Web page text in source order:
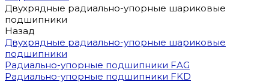
Двухрядные радиально-упорные шариковые
подшипники
Назад
Двухрядные радиально-упорные шариковые
подшипники
Радиально-упорные подшипники FAG
Радиально-упорные подшипники FKD